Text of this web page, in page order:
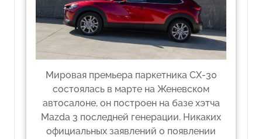
Мировая премьера паркетника CX-30
состоялась в марте на Женевском
автосалоне, он построен на базе хэтча
Mazda 3 последней генерации. Никаких
официальных заявлений о появлении